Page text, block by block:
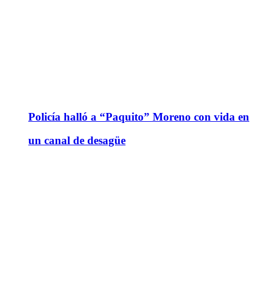
Policía halló a “Paquito” Moreno con vida en
un canal de desagüe